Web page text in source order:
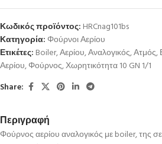
Κωδικός προϊόντος: HRCnag101bs
Κατηγορία: Φούρνοι Αερίου
Ετικέτες: Boiler,Αερίου,Αναλογικός,Ατμός,
Αερίου,Φούρνος,Χωρητικότητα 10 GN 1/1
Share:
Περιγραφή
Φούρνος αερίου αναλογικός με boiler, της